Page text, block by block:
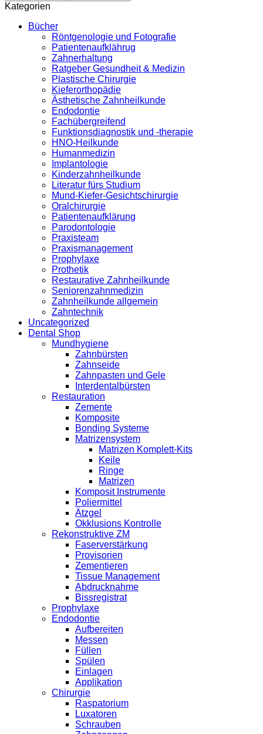
Kategorien
Bücher
Röntgenologie und Fotografie
Patientenaufklährug
Zahnerhaltung
Ratgeber Gesundheit & Medizin
Plastische Chirurgie
Kieferorthopädie
Ästhetische Zahnheilkunde
Endodontie
Fachübergreifend
Funktionsdiagnostik und -therapie
HNO-Heilkunde
Humanmedizin
Implantologie
Kinderzahnheilkunde
Literatur fürs Studium
Mund-Kiefer-Gesichtschirurgie
Oralchirurgie
Patientenaufklärung
Parodontologie
Praxisteam
Praxismanagement
Prophylaxe
Prothetik
Restaurative Zahnheilkunde
Seniorenzahnmedizin
Zahnheilkunde allgemein
Zahntechnik
Uncategorized
Dental Shop
Mundhygiene
Zahnbürsten
Zahnseide
Zahnpasten und Gele
Interdentalbürsten
Restauration
Zemente
Komposite
Bonding Systeme
Matrizensystem
Matrizen Komplett-Kits
Keile
Ringe
Matrizen
Komposit Instrumente
Poliermittel
Ätzgel
Okklusions Kontrolle
Rekonstruktive ZM
Faserverstärkung
Provisorien
Zementieren
Tissue Management
Abdrucknahme
Bissregistrat
Prophylaxe
Endodontie
Aufbereiten
Messen
Füllen
Spülen
Einlagen
Applikation
Chirurgie
Raspatorium
Luxatoren
Schrauben